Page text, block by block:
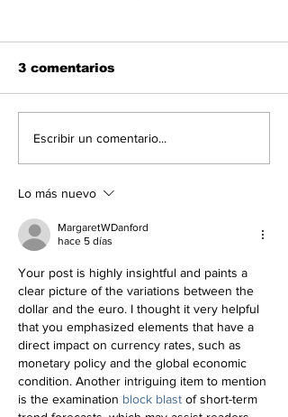
Las noticias de
3 comentarios
Escribir un comentario...
Lo más nuevo
MargaretWDanford
hace 5 días
Your post is highly insightful and paints a
clear picture of the variations between the
dollar and the euro. I thought it very helpful
that you emphasized elements that have a
direct impact on currency rates, such as
monetary policy and the global economic
condition. Another intriguing item to mention
is the examination block blast of short-term